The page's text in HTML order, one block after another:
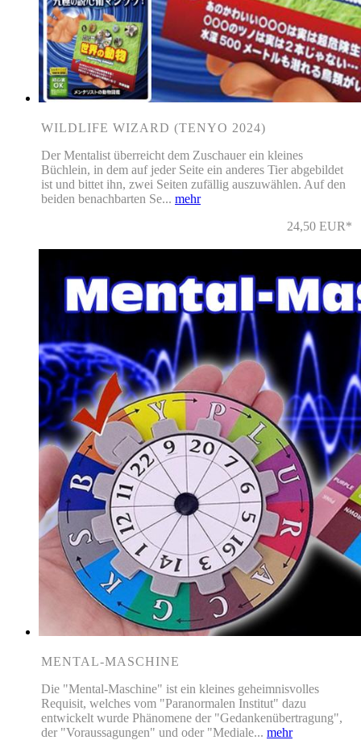
WILDLIFE WIZARD (TENYO 2024)
Der Mentalist überreicht dem Zuschauer ein kleines
Büchlein, in dem auf jeder Seite ein anderes Tier abgebildet
ist und bittet ihn, zwei Seiten zufällig auszuwählen. Auf den
beiden benachbarten Se... mehr
24,50 EUR*
MENTAL-MASCHINE
Die "Mental-Maschine" ist ein kleines geheimnisvolles
Requisit, welches vom "Paranormalen Institut" dazu
entwickelt wurde Phänomene der "Gedankenübertragung",
der "Voraussagungen" und oder "Mediale... mehr